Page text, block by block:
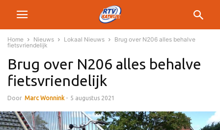
Home Nieuws Lokaal Nieuws
Brug over N206 alles behalve
fietsvriendelijk
Brug over N206 alles behalve
fietsvriendelijk
Door Marc Wonnink - 5 augustus 2021